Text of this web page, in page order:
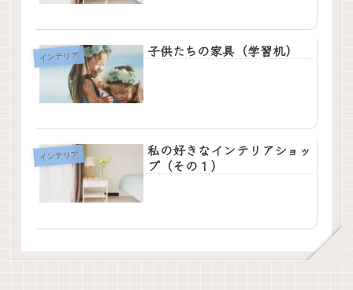
インテリア 子供たちの家具（学習机）
インテリア
私の好きなインテリアショッ
プ（その１）